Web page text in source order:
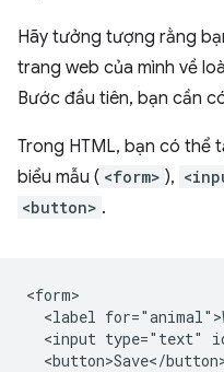
Hãy tưởng tượng rằng
trang web của mình về
Bước đầu tiên, bạn cần
Trong HTML, bạn có thể
biểu mẫu ( <form> ),
<button> .
<form>
<label
<input type="text"
<button>Save</